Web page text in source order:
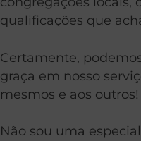
qualificações que
Certamente,
graça em nosso
mesmos e aos outros!
Não sou uma